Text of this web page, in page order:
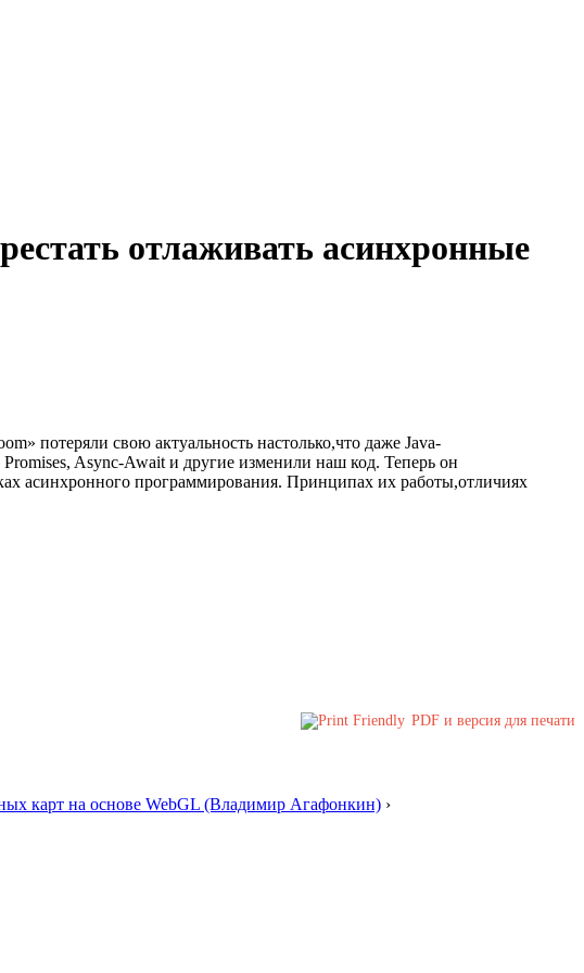
отлаживать асинхронные
потеряли свою актуальность настолько,что даже Java-
Async-Await и другие изменили наш код. Теперь он
асинхронного программирования. Принципах их работы,отличиях
PDF и версия для печати
карт на основе WebGL (Владимир Агафонкин) ›